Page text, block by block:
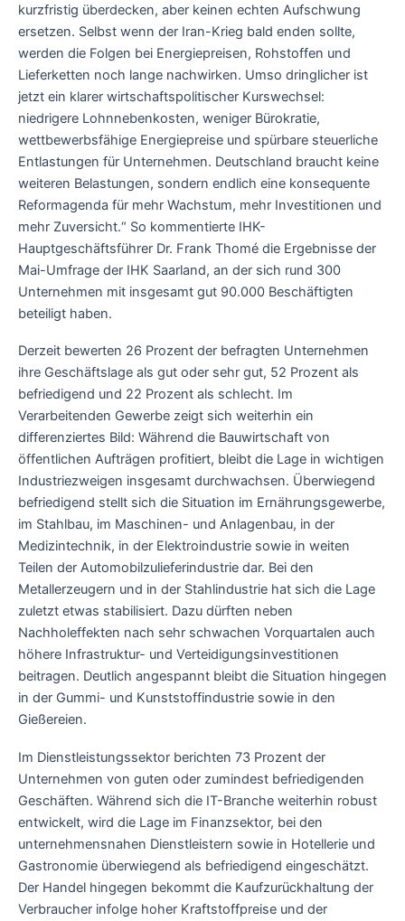
kurzfristig überdecken, aber keinen echten Aufschwung
ersetzen. Selbst wenn der Iran-Krieg bald enden sollte,
werden die Folgen bei Energiepreisen, Rohstoffen und
Lieferketten noch lange nachwirken. Umso dringlicher ist
jetzt ein klarer wirtschaftspolitischer Kurswechsel:
niedrigere Lohnnebenkosten, weniger Bürokratie,
wettbewerbsfähige Energiepreise und spürbare steuerliche
Entlastungen für Unternehmen. Deutschland braucht keine
weiteren Belastungen, sondern endlich eine konsequente
Reformagenda für mehr Wachstum, mehr Investitionen und
mehr Zuversicht.“ So kommentierte IHK-
Hauptgeschäftsführer Dr. Frank Thomé die Ergebnisse der
Mai-Umfrage der IHK Saarland, an der sich rund 300
Unternehmen mit insgesamt gut 90.000 Beschäftigten
beteiligt haben.
Derzeit bewerten 26 Prozent der befragten Unternehmen
ihre Geschäftslage als gut oder sehr gut, 52 Prozent als
befriedigend und 22 Prozent als schlecht. Im
Verarbeitenden Gewerbe zeigt sich weiterhin ein
differenziertes Bild: Während die Bauwirtschaft von
öffentlichen Aufträgen profitiert, bleibt die Lage in wichtigen
Industriezweigen insgesamt durchwachsen. Überwiegend
befriedigend stellt sich die Situation im Ernährungsgewerbe,
im Stahlbau, im Maschinen- und Anlagenbau, in der
Medizintechnik, in der Elektroindustrie sowie in weiten
Teilen der Automobilzulieferindustrie dar. Bei den
Metallerzeugern und in der Stahlindustrie hat sich die Lage
zuletzt etwas stabilisiert. Dazu dürften neben
Nachholeffekten nach sehr schwachen Vorquartalen auch
höhere Infrastruktur- und Verteidigungsinvestitionen
beitragen. Deutlich angespannt bleibt die Situation hingegen
in der Gummi- und Kunststoffindustrie sowie in den
Gießereien.
Im Dienstleistungssektor berichten 73 Prozent der
Unternehmen von guten oder zumindest befriedigenden
Geschäften. Während sich die IT-Branche weiterhin robust
entwickelt, wird die Lage im Finanzsektor, bei den
unternehmensnahen Dienstleistern sowie in Hotellerie und
Gastronomie überwiegend als befriedigend eingeschätzt.
Der Handel hingegen bekommt die Kaufzurückhaltung der
Verbraucher infolge hoher Kraftstoffpreise und der